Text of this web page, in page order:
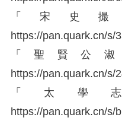
「宋史
https://pan.quark.cn/s/
「聖賢公
https://pan.quark.cn/s/
「太學
https://pan.quark.cn/s/